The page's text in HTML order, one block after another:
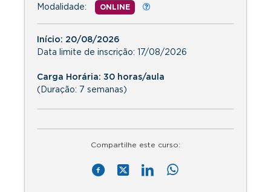
Modalidade: ONLINE
Início: 20/08/2026
Data limite de inscrição: 17/08/2026
Carga Horária: 30 horas/aula
(Duração: 7 semanas)
Compartilhe este curso: